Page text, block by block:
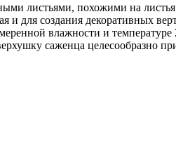
листьями, похожими на
и для создания декоративных
влажности и
саженца целесообразно